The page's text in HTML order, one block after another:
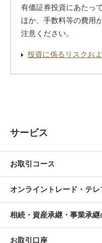
有価証券投資にあたっ
ほか、手数料等の費用
注意ください。
投資に係るリスクお
サービス
お取引コース
オンライントレード・テ
相続・資産承継・事業承継
お取引口座